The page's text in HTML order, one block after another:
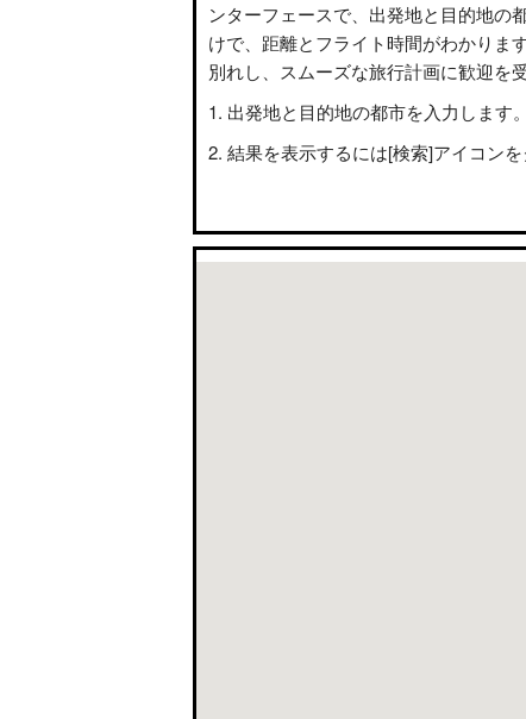
ンターフェースで、出発地と目的地の
けで、距離とフライト時間がわかりま
別れし、スムーズな旅行計画に歓迎を
出発地と目的地の都市を入力します。
結果を表示するには[検索]アイコンを